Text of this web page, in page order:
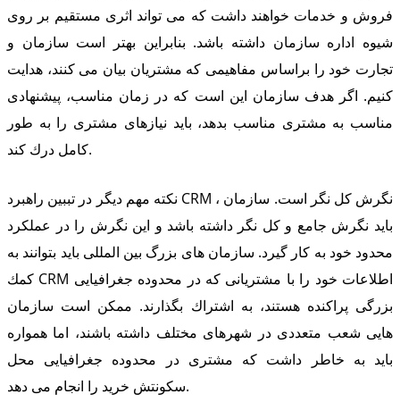
فروش و خدمات خواهند داشت كه می تواند اثری مستقیم بر روی
شیوه اداره سازمان داشته باشد. بنابراین بهتر است سازمان و
تجارت خود را براساس مفاهیمی كه مشتریان بیان می كنند، هدایت
كنیم. اگر هدف سازمان این است كه در زمان مناسب، پیشنهادی
مناسب به مشتری مناسب بدهد، باید نیازهای مشتری را به طور
كامل درك كند.
نكته مهم دیگر در تببین راهبرد CRM ، نگرش كل نگر است. سازمان
باید نگرش جامع و كل نگر داشته باشد و این نگرش را در عملكرد
محدود خود به كار گیرد. سازمان های بزرگ بین المللی باید بتوانند به
كمك CRM اطلاعات خود را با مشتریانی كه در محدوده جغرافیایی
بزرگی پراكنده هستند، به اشتراك بگذارند. ممكن است سازمان
هایی شعب متعددی در شهرهای مختلف داشته باشند، اما همواره
باید به خاطر داشت كه مشتری در محدوده جغرافیایی محل
سكونتش خرید را انجام می دهد.